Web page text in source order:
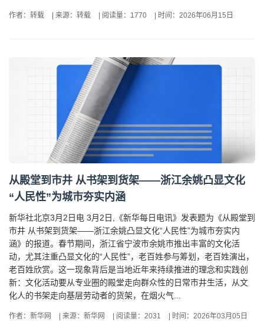
作者：转载 来源：转载 阅读量：1770 时间：2026年06月15日
从殿堂到市井 从书架到货架——浙江余姚凸显文化
“人民性”为城市夯实内涵
新华社北京3月2日电 3月2日,《新华每日电讯》发表题为《从殿堂到
市井 从书架到货架——浙江余姚凸显文化“人民性”为城市夯实内
涵》的报道。春节期间，浙江省宁波市余姚市推出丰富的文化活
动，尤其注重凸显文化的“人民性”，老百姓参与筹划，老百姓演出，
老百姓欣赏。这一现象背后是当地近年来持续推进的理念和实践创
新：文化活动要从专业圈的殿堂走向群众性的日常市井生活，从文
化人的书架走向基层劳动者的货架，在烟火气...
作者：新华网 来源：新华网 阅读量：2031 时间：2026年03月05日